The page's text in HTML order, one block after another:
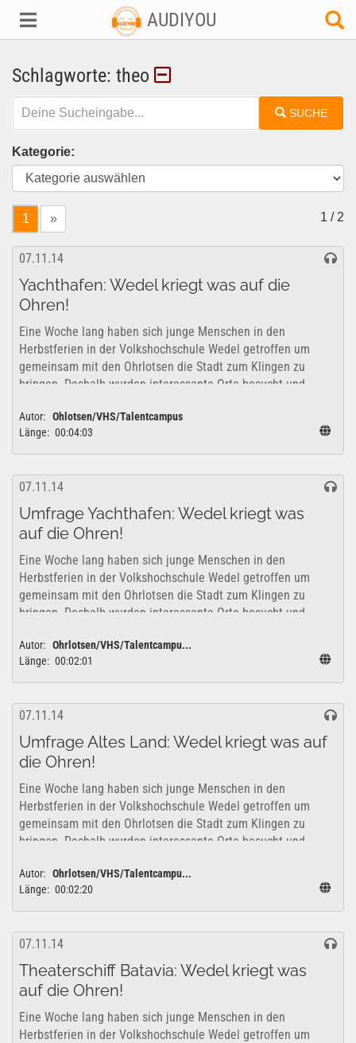
AUDIYOU
Schlagworte: theo
SUCHE
Kategorie:
1 » 1 / 2
07.11.14
Yachthafen: Wedel kriegt was auf die
Ohren!
Eine Woche lang haben sich junge Menschen in den
Herbstferien in der Volkshochschule Wedel getroffen um
gemeinsam mit den Ohrlotsen die Stadt zum Klingen zu
bringen. Deshalb wurden interessante Orte besucht und
Autor: Ohlotsen/VHS/Talentcampus
Länge: 00:04:03
07.11.14
Umfrage Yachthafen: Wedel kriegt was
auf die Ohren!
Eine Woche lang haben sich junge Menschen in den
Herbstferien in der Volkshochschule Wedel getroffen um
gemeinsam mit den Ohrlotsen die Stadt zum Klingen zu
bringen. Deshalb wurden interessante Orte besucht und
Autor: Ohrlotsen/VHS/Talentcampu...
Länge: 00:02:01
07.11.14
Umfrage Altes Land: Wedel kriegt was auf
die Ohren!
Eine Woche lang haben sich junge Menschen in den
Herbstferien in der Volkshochschule Wedel getroffen um
gemeinsam mit den Ohrlotsen die Stadt zum Klingen zu
bringen. Deshalb wurden interessante Orte besucht und
Autor: Ohrlotsen/VHS/Talentcampu...
Länge: 00:02:20
07.11.14
Theaterschiff Batavia: Wedel kriegt was
auf die Ohren!
Eine Woche lang haben sich junge Menschen in den
Herbstferien in der Volkshochschule Wedel getroffen um